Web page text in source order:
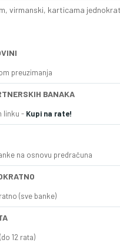
virmanski, karticama
preuzimanja
BANAKA
linku - Kupi na rate!
na osnovu predračuna
(sve banke)
12 rata)